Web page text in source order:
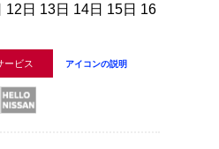
12日 13日 14日 15日 16
ービス アイコンの説明